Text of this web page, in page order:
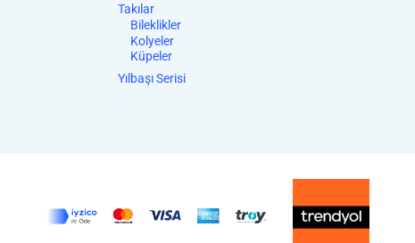
Takılar
Bileklikler
Kolyeler
Küpeler
Yılbaşı Serisi